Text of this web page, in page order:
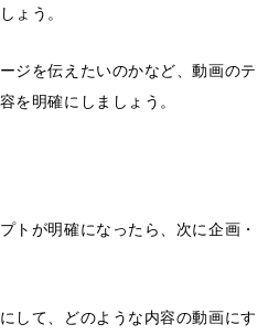
ょう。
ジを伝えたいのかなど、動画のテ
を明確にしましょう。
トが明確になったら、次に企画・
して、どのような内容の動画にす